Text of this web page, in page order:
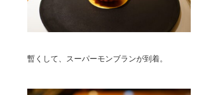
暫くして、スーパーモンブランが到着。